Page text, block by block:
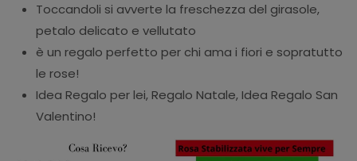
Toccandoli si avverte la freschezza del girasole,
petalo delicato e vellutato
è un regalo perfetto per chi ama i fiori e sopratutto
le rose!
Idea Regalo per lei, Regalo Natale, Idea Regalo San
Valentino!